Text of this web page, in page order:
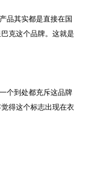
品其实都是直接在国
克这个品牌。这就是
个到处都充斥这品牌
得这个标志出现在衣